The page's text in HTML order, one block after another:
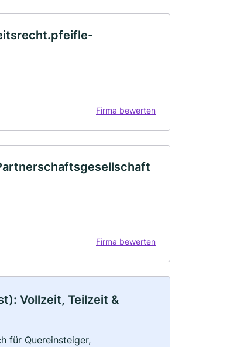
Firma bewerten
Firma bewerten
Vollzeit, Teilzeit &
für Quereinsteiger,